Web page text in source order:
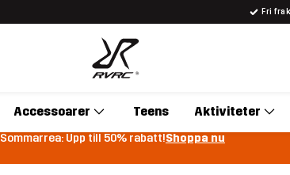
Fri
Accessoarer Teens Aktiviteter
Sommarrea: Upp till 50% rabatt!Shoppa nu